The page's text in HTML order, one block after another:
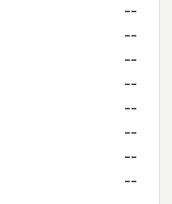
--
--
--
--
--
--
--
--